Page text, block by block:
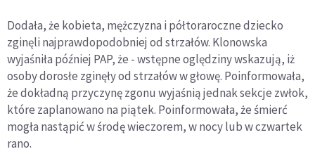
Dodała, że kobieta, mężczyzna i półtoraroczne dziecko
zginęli najprawdopodobniej od strzałów. Klonowska
wyjaśniła później PAP, że - wstępne oględziny wskazują, iż
osoby dorosłe zginęły od strzałów w głowę. Poinformowała,
że dokładną przyczynę zgonu wyjaśnią jednak sekcje zwłok,
które zaplanowano na piątek. Poinformowała, że śmierć
mogła nastąpić w środę wieczorem, w nocy lub w czwartek
rano.